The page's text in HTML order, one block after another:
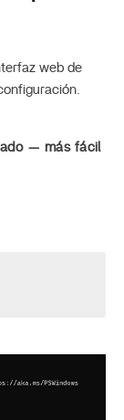
web de
— más fácil